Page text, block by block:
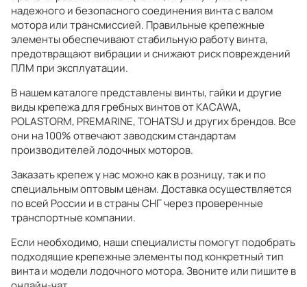
надежного и безопасного соединения винта с валом
мотора или трансмиссией. Правильные крепежные
элементы обеспечивают стабильную работу винта,
предотвращают вибрации и снижают риск повреждений
ПЛМ при эксплуатации.
В нашем каталоге представлены винты, гайки и другие
виды крепежа для гребных винтов от KACAWA,
POLASTORM, PREMARINE, TOHATSU и других брендов. Все
они на 100% отвечают заводским стандартам
производителей лодочных моторов.
Заказать крепеж у нас можно как в розницу, так и по
специальным оптовым ценам. Доставка осуществляется
по всей России и в страны СНГ через проверенные
транспортные компании.
Если необходимо, наши специалисты помогут подобрать
подходящие крепежные элементы под конкретный тип
винта и модели лодочного мотора. Звоните или пишите в